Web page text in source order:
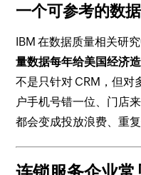
一个可参考的数
IBM 在数据质量相关研
量数据每年给美国经济
不是只针对 CRM，但对
户手机号错一位、门店
都会变成投放浪费、重